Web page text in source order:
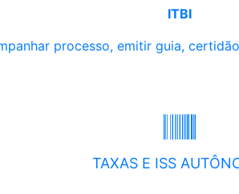
ITBI
processo, emitir guia,
TAXAS E ISS